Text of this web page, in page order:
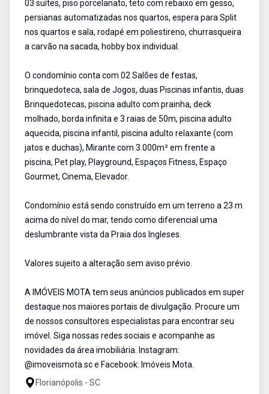
03 suítes, piso porcelanato, teto com rebaixo em gesso,
persianas automatizadas nos quartos, espera para Split
nos quartos e sala, rodapé em poliestireno, churrasqueira
a carvão na sacada, hobby box individual.
O condomínio conta com 02 Salões de festas,
brinquedoteca, sala de Jogos, duas Piscinas infantis, duas
Brinquedotecas, piscina adulto com prainha, deck
molhado, borda infinita e 3 raias de 50m, piscina adulto
aquecida, piscina infantil, piscina adulto relaxante (com
jatos e duchas), Mirante com 3.000m² em frente a
piscina, Pet play, Playground, Espaços Fitness, Espaço
Gourmet, Cinema, Elevador.
Condomínio está sendo construído em um terreno a 23 m
acima do nível do mar, tendo como diferencial uma
deslumbrante vista da Praia dos Ingleses.
Valores sujeito a alteração sem aviso prévio.
A IMÓVEIS MOTA tem seus anúncios publicados em super
destaque nos maiores portais de divulgação. Procure um
de nossos consultores especialistas para encontrar seu
imóvel. Siga nossas redes sociais e acompanhe as
novidades da área imobiliária. Instagram:
@imoveismota.sc e Facebook: Imóveis Mota.
Florianópolis - SC